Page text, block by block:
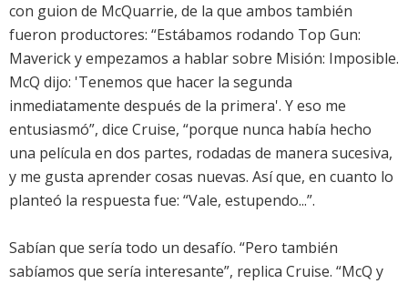
con guion de McQuarrie, de la que ambos también
fueron productores: “Estábamos rodando Top Gun:
Maverick y empezamos a hablar sobre Misión: Imposible.
McQ dijo: 'Tenemos que hacer la segunda
inmediatamente después de la primera'. Y eso me
entusiasmó”, dice Cruise, “porque nunca había hecho
una película en dos partes, rodadas de manera sucesiva,
y me gusta aprender cosas nuevas. Así que, en cuanto lo
planteó la respuesta fue: “Vale, estupendo...”.
Sabían que sería todo un desafío. “Pero también
sabíamos que sería interesante”, replica Cruise. “McQ y